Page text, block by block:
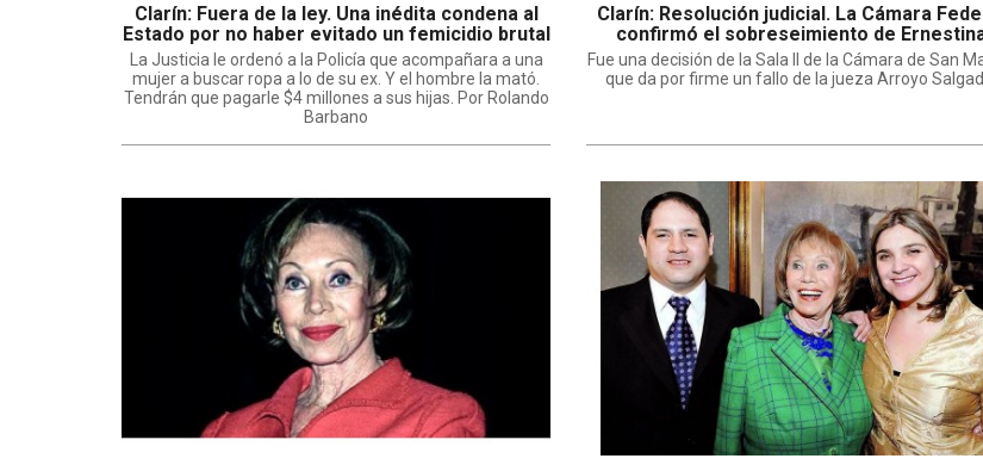
Clarín: Fuera de la ley. Una inédita condena al
Estado por no haber evitado un femicidio brutal
La Justicia le ordenó a la Policía que acompañara a una
mujer a buscar ropa a lo de su ex. Y el hombre la mató.
Tendrán que pagarle $4 millones a sus hijas. Por Rolando
Barbano
Clarín: Resolución judicial. La Cámara
confirmó el sobreseimiento de
Herrera de Noble
Fue una decisión de la Sala II de la Cámara de San
que da por firme un fallo de la jueza Arroyo